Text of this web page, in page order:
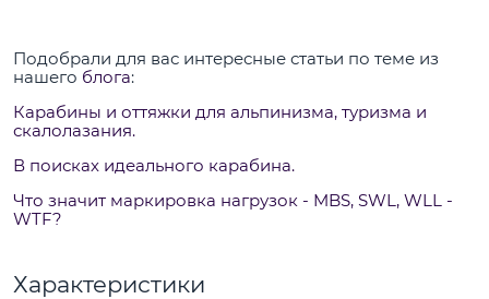
Подобрали для вас интересные статьи по теме из
нашего блога:
Карабины и оттяжки для альпинизма, туризма и
скалолазания.
В поисках идеального карабина.
Что значит маркировка нагрузок - MBS, SWL, WLL -
WTF?
Характеристики